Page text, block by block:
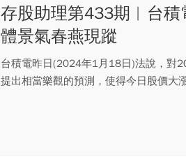
存股助理第433期︱台
體景氣春燕現蹤
台積電昨日(2024年1月18日)法說，對
提出相當樂觀的預測，使得今日股價大